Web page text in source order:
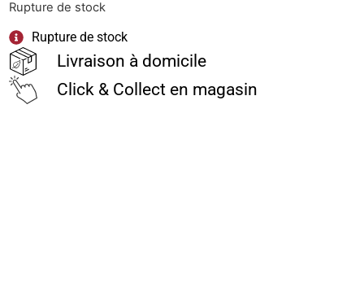
Rupture de stock
Rupture de stock
Livraison à domicile
Click & Collect en magasin